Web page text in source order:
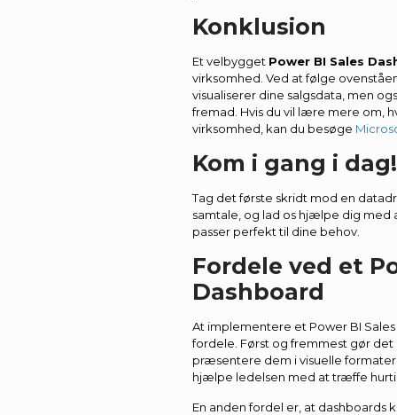
Konklusion
Et velbygget Power BI Sales
virksomhed. Ved at følge
visualiserer dine salgsdata, men
fremad. Hvis du vil lære mere om,
virksomhed, kan du besøge
Kom i gang i dag!
Tag det første skridt mod en
samtale, og lad os hjælpe dig med
passer perfekt til dine behov.
Fordele ved et
Dashboard
At implementere et Power BI
fordele. Først og fremmest gør
præsentere dem i visuelle
hjælpe ledelsen med at træffe
En anden fordel er, at dashboards